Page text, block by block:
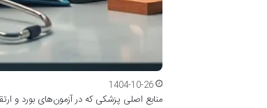
1404-10-26
منابع اصلی پزشکی که در آزمون‌های بورد و